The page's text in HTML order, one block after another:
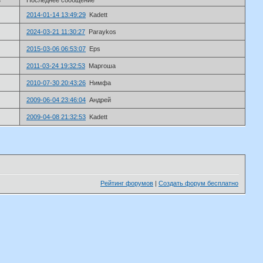
2014-01-14 13:49:29 Kadett
2024-03-21 11:30:27 Paraykos
2015-03-06 06:53:07 Eps
2011-03-24 19:32:53 Маргоша
2010-07-30 20:43:26 Нимфа
2009-06-04 23:46:04 Андрей
2009-04-08 21:32:53 Kadett
Рейтинг форумов | Создать форум бесплатно